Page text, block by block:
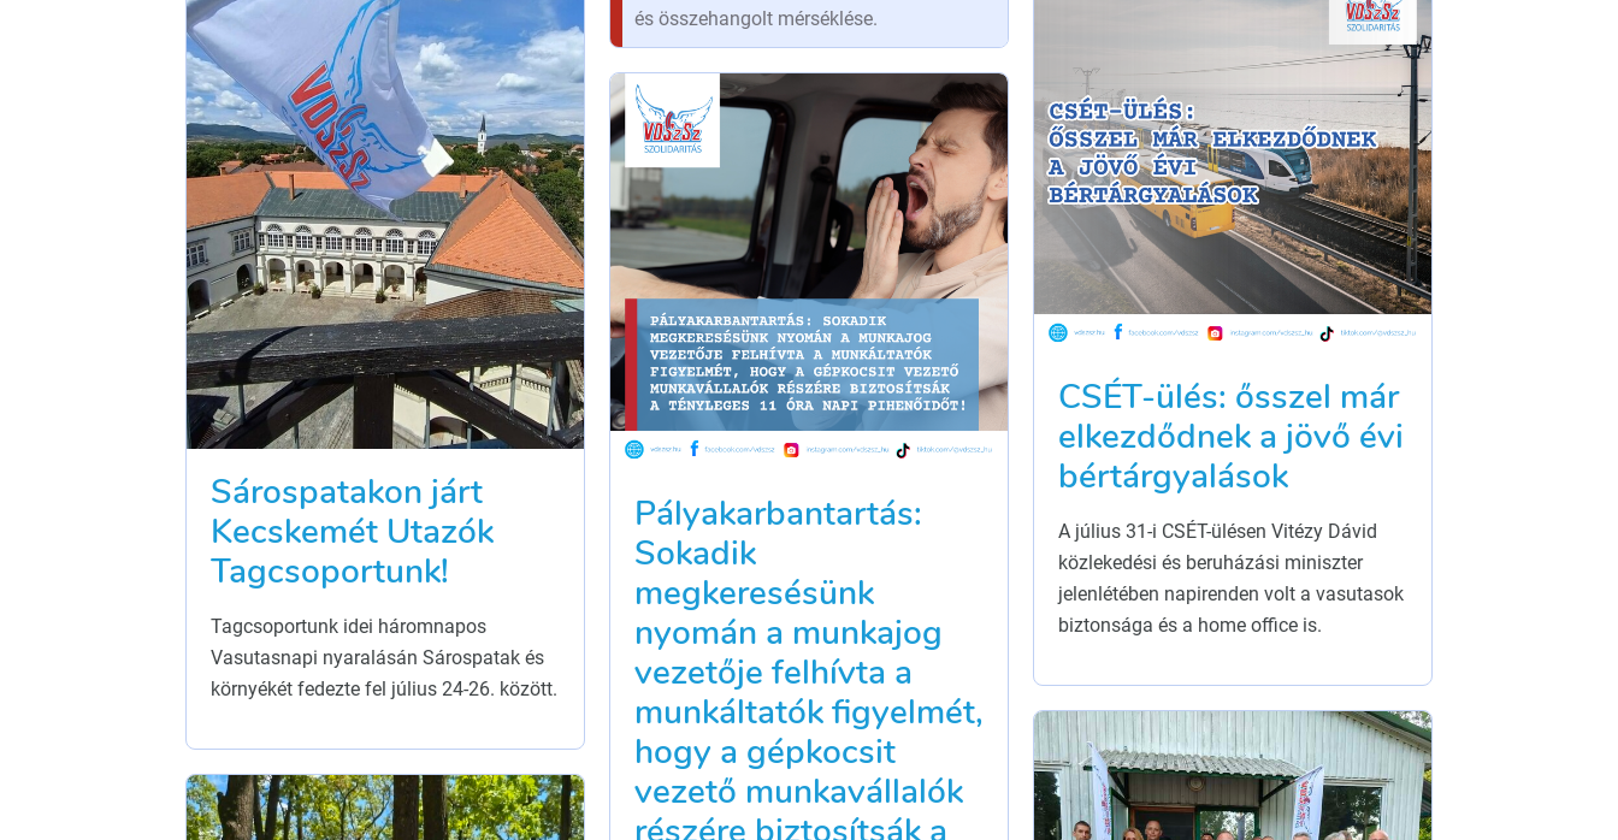
Sárospatakon járt
Kecskemét Utazók
Tagcsoportunk!
Tagcsoportunk idei háromnapos
Vasutasnapi nyaralásán Sárospatak és
környékét fedezte fel július 24-26. között.
és összehangolt mérséklése.
CSÉT-ülés: ősszel már
elkezdődnek a jövő évi
bértárgyalások
A július 31-i CSÉT-ülésen Vitézy Dávid
közlekedési és beruházási miniszter
jelenlétében napirenden volt a vasutasok
biztonsága és a home office is.
Pályakarbantartás:
Sokadik
megkeresésünk
nyomán a munkajog
vezetője felhívta a
munkáltatók figyelmét,
hogy a gépkocsit
vezető munkavállalók